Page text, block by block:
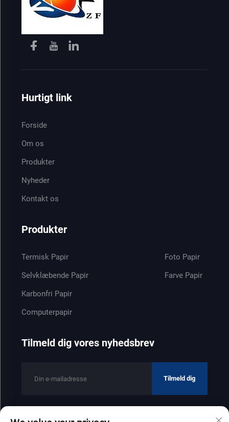
Hurtigt link
Forside
Om os
Produkter
Nyheder
Kontakt os
Produkter
Termisk Papir
Selvklæbende Papir
Karbonfri Papir
Computerpapir
Foto Papir
Farve Papir
Tilmeld dig vores nyhedsbrev
Tilmeld dig